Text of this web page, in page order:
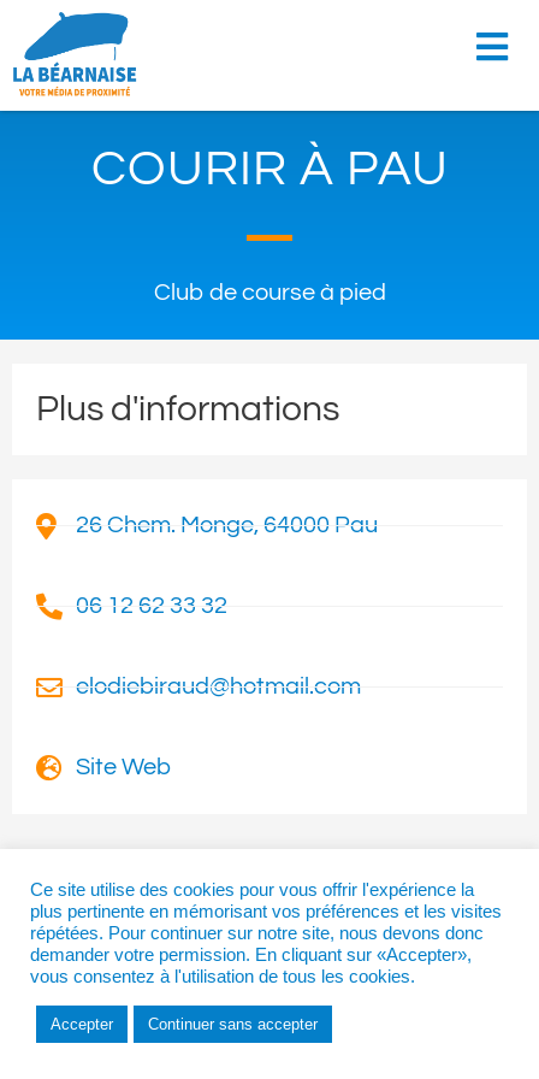
COURIR À PAU
Club de course à pied
Plus d'informations
26 Chem. Monge, 64000 Pau
06 12 62 33 32
elodiebiraud@hotmail.com
Site Web
I
n
s
a
g
T
w
i
t
e
F
a
c
Copyright © 2026 | La Béarnaise
Ce site utilise des cookies pour vous offrir l'expérience la
plus pertinente en mémorisant vos préférences et les visites
répétées. Pour continuer sur notre site, nous devons donc
demander votre permission. En cliquant sur «Accepter»,
vous consentez à l'utilisation de tous les cookies.
Accepter Continuer sans accepter